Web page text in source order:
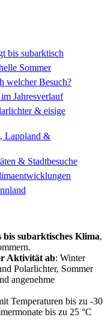
bis subarktisch
Sommer
welcher Besuch?
Jahresverlauf
& eisige
Lappland &
& Stadtbesuche
subarktisches Klima,
Aktivität ab: Winter
Polarlichter, Sommer
angenehme
Temperaturen bis zu -30
bis zu 25 °C